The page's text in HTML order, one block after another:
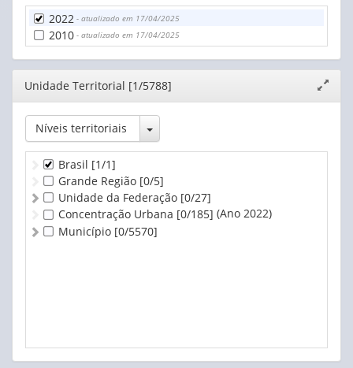
2022 - atualizado em 17/04/2025
2010 - atualizado em 17/04/2025
Editor
janela
Unidade Territorial [1/5788]
Níveis territoriais Toggle Dropdown
Brasil [1/1]
Grande Região [0/5]
Unidade da Federação [0/27]
Concentração Urbana [0/185] (Ano 2022)
Município [0/5570]